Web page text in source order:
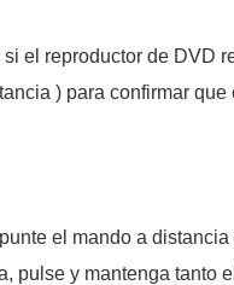
el reproductor de DVD
) para confirmar
el mando a
pulse y mantenga tanto